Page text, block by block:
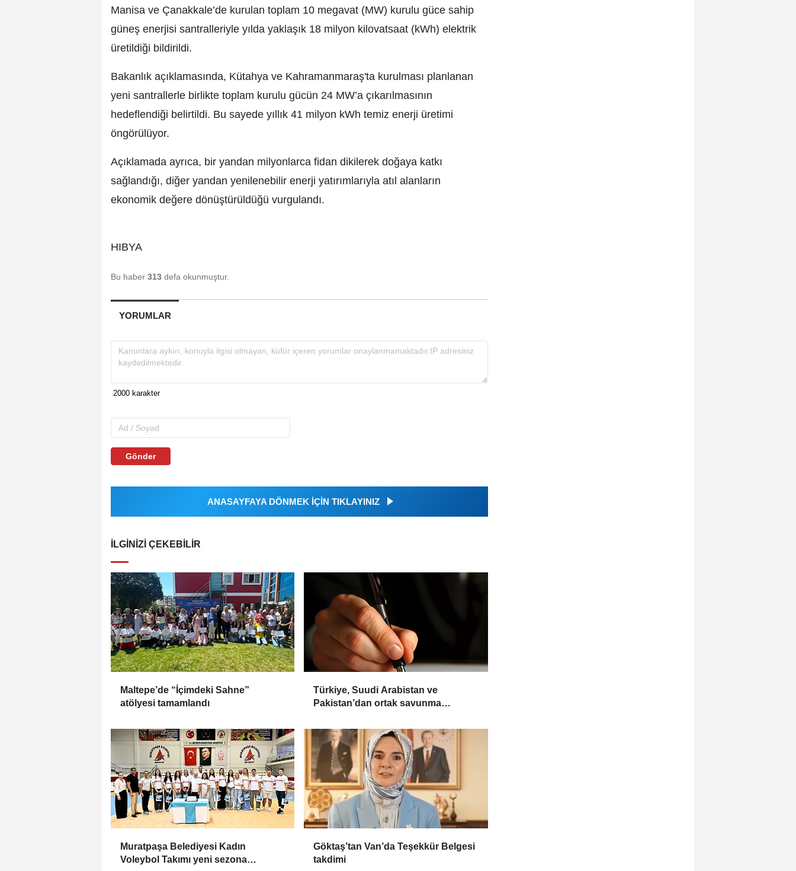
Manisa ve Çanakkale’de kurulan toplam 10 megavat (MW) kurulu güce sahip
güneş enerjisi santralleriyle yılda yaklaşık 18 milyon kilovatsaat (kWh) elektrik
üretildiği bildirildi.
Bakanlık açıklamasında, Kütahya ve Kahramanmaraş'ta kurulması planlanan
yeni santrallerle birlikte toplam kurulu gücün 24 MW’a çıkarılmasının
hedeflendiği belirtildi. Bu sayede yıllık 41 milyon kWh temiz enerji üretimi
öngörülüyor.
Açıklamada ayrıca, bir yandan milyonlarca fidan dikilerek doğaya katkı
sağlandığı, diğer yandan yenilenebilir enerji yatırımlarıyla atıl alanların
ekonomik değere dönüştürüldüğü vurgulandı.
HIBYA
Bu haber 313 defa okunmuştur.
YORUMLAR
Gönder
ANASAYFAYA DÖNMEK İÇİN TIKLAYINIZ
İLGINIZI ÇEKEBILIR
Maltepe’de “İçimdeki Sahne”
atölyesi tamamlandı
Türkiye, Suudi Arabistan ve
Pakistan’dan ortak savunma
Muratpaşa Belediyesi Kadın
Voleybol Takımı yeni sezona
Göktaş’tan Van’da Teşekkür Belgesi
takdimi